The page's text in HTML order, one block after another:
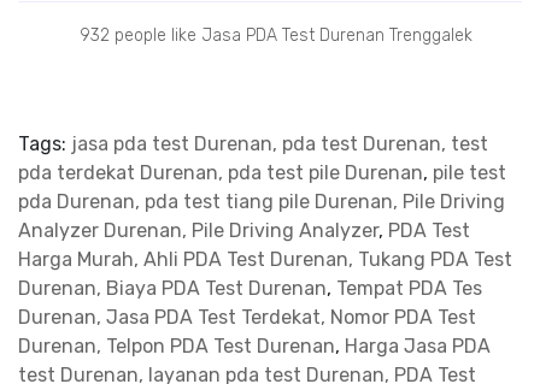
932 people like Jasa PDA Test Durenan Trenggalek
Tags: jasa pda test Durenan, pda test Durenan, test
pda terdekat Durenan, pda test pile Durenan, pile test
pda Durenan, pda test tiang pile Durenan, Pile Driving
Analyzer Durenan, Pile Driving Analyzer, PDA Test
Harga Murah, Ahli PDA Test Durenan, Tukang PDA Test
Durenan, Biaya PDA Test Durenan, Tempat PDA Tes
Durenan, Jasa PDA Test Terdekat, Nomor PDA Test
Durenan, Telpon PDA Test Durenan, Harga Jasa PDA
test Durenan, layanan pda test Durenan, PDA Test